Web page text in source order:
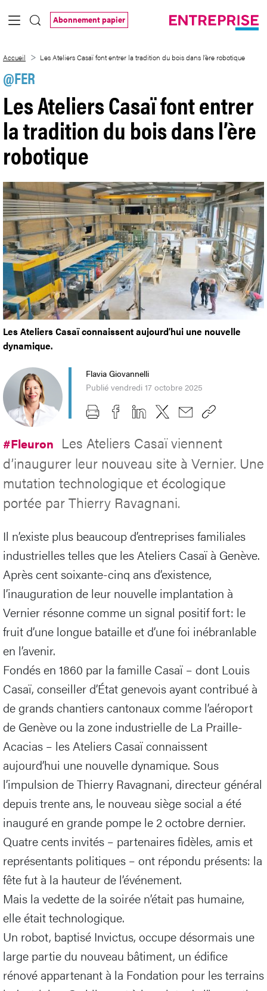
Saut au contenu principal
Abonnement papier
Accueil Les Ateliers Casaï font entrer la tradition du bois dans l’ère robotique
@FER
Les Ateliers Casaï font entrer
la tradition du bois dans l’ère
robotique
Les Ateliers Casaï connaissent aujourd’hui une nouvelle
dynamique.
Flavia Giovannelli
Publié vendredi 17 octobre 2025
#Fleuron Les Ateliers Casaï viennent
d’inaugurer leur nouveau site à Vernier. Une
mutation technologique et écologique
portée par Thierry Ravagnani.
Il n’existe plus beaucoup d’entreprises familiales
industrielles telles que les Ateliers Casaï à Genève.
Après cent soixante-cinq ans d’existence,
l’inauguration de leur nouvelle implantation à
Vernier résonne comme un signal positif fort: le
fruit d’une longue bataille et d’une foi inébranlable
en l’avenir.
Fondés en 1860 par la famille Casaï – dont Louis
Casaï, conseiller d’État genevois ayant contribué à
de grands chantiers cantonaux comme l’aéroport
de Genève ou la zone industrielle de La Praille-
Acacias – les Ateliers Casaï connaissent
aujourd’hui une nouvelle dynamique. Sous
l’impulsion de Thierry Ravagnani, directeur général
depuis trente ans, le nouveau siège social a été
inauguré en grande pompe le 2 octobre dernier.
Quatre cents invités – partenaires fidèles, amis et
représentants politiques – ont répondu présents: la
fête fut à la hauteur de l’événement.
Mais la vedette de la soirée n’était pas humaine,
elle était technologique.
Un robot, baptisé Invictus, occupe désormais une
large partie du nouveau bâtiment, un édifice
rénové appartenant à la Fondation pour les terrains